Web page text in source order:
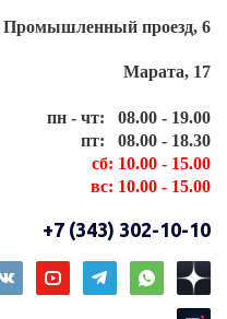
Промышленный проезд, 6
Марата, 17
пн - чт: 08.00 - 19.00
пт: 08.00 - 18.30
сб: 10.00 - 15.00
вс: 10.00 - 15.00
+7 (343) 302-10-10